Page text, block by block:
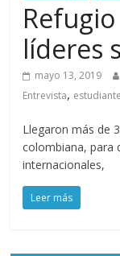
líderes
mayo 13, 2019
Entrevista,
Llegaron más de
colombiana, para
internacionales,
Leer más